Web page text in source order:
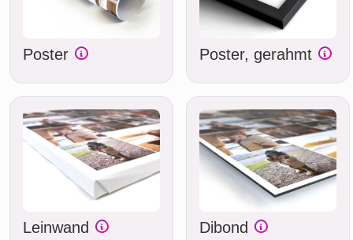
Poster Poster, gerahmt
Leinwand Dibond